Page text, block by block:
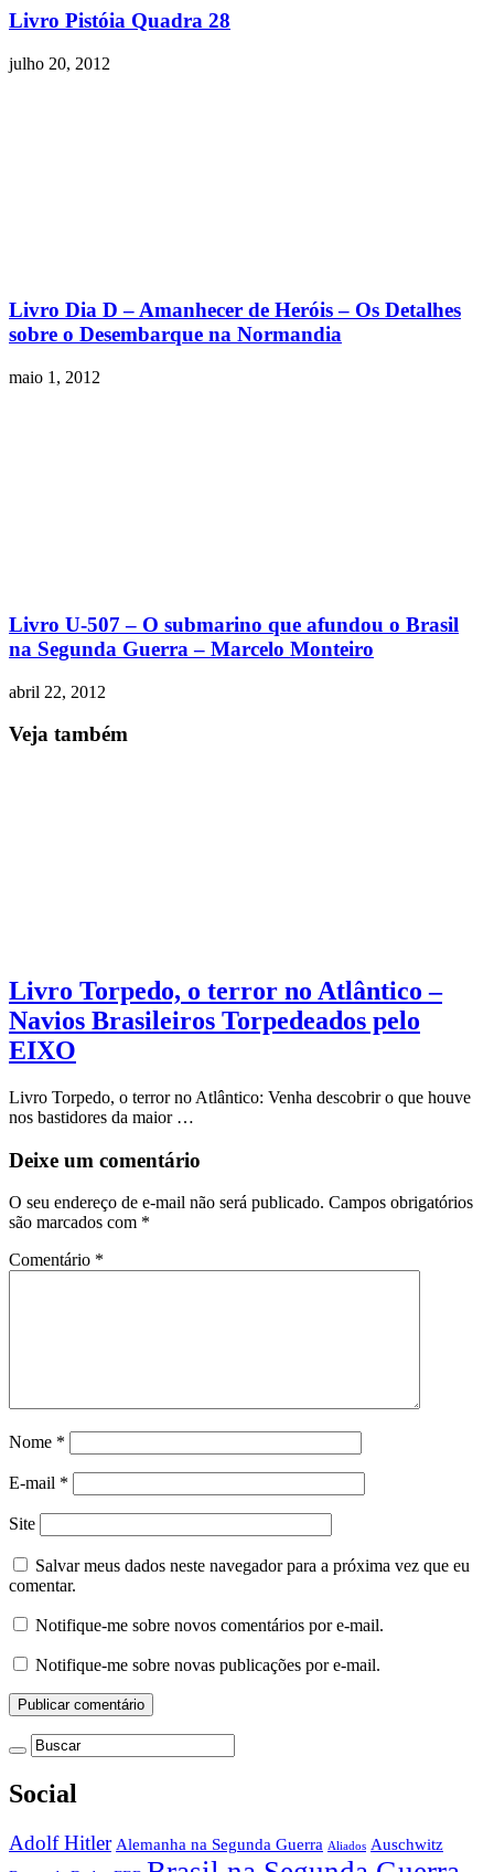
Livro Pistóia Quadra 28
julho 20, 2012
Livro Dia D – Amanhecer de Heróis – Os Detalhes
sobre o Desembarque na Normandia
maio 1, 2012
Livro U-507 – O submarino que afundou o Brasil
na Segunda Guerra – Marcelo Monteiro
abril 22, 2012
Veja também
Livro Torpedo, o terror no Atlântico –
Navios Brasileiros Torpedeados pelo
EIXO
Livro Torpedo, o terror no Atlântico: Venha descobrir o que houve
nos bastidores da maior …
Deixe um comentário
O seu endereço de e-mail não será publicado. Campos obrigatórios
são marcados com *
Comentário *
Nome *
E-mail *
Site
Salvar meus dados neste navegador para a próxima vez que eu
comentar.
Notifique-me sobre novos comentários por e-mail.
Notifique-me sobre novas publicações por e-mail.
Social
Adolf Hitler Alemanha na Segunda Guerra Aliados Auschwitz